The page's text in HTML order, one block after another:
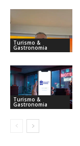
Turismo &
Gastronomia
Turismo &
Gastronomia